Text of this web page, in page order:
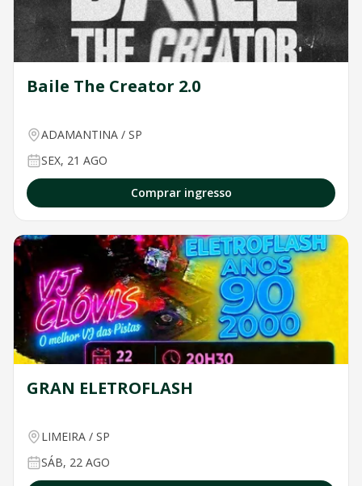
Baile The Creator 2.0
ADAMANTINA / SP
SEX, 21 AGO
Comprar ingresso
GRAN ELETROFLASH
LIMEIRA / SP
SÁB, 22 AGO